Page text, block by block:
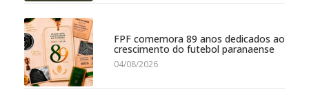
FPF comemora 89 anos dedicados ao
crescimento do futebol paranaense
04/08/2026